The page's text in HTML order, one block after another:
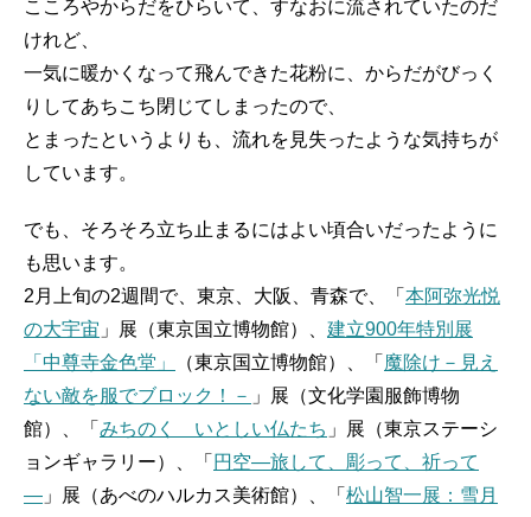
こころやからだをひらいて、すなおに流されていたのだ
けれど、
一気に暖かくなって飛んできた花粉に、からだがびっく
りしてあちこち閉じてしまったので、
とまったというよりも、流れを見失ったような気持ちが
しています。
でも、そろそろ立ち止まるにはよい頃合いだったように
も思います。
2月上旬の2週間で、東京、大阪、青森で、「 本阿弥光悦
の大宇宙 」展（東京国立博物館）、 建立900年特別展
「中尊寺金色堂」
（東京国立博物館）、「 魔除け－見え
ない敵を服でブロック！－ 」展（文化学園服飾博物
館）、「 みちのく いとしい仏たち 」展（東京ステーシ
ョンギャラリー）、「 円空―旅して、彫って、祈って
― 」展（あべのハルカス美術館）、「 松山智一展：雪月